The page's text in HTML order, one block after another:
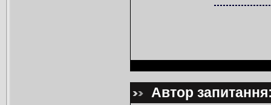
Автор